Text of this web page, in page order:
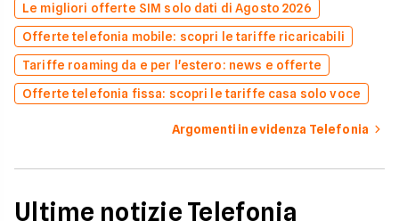
Le migliori offerte SIM solo dati di Agosto 2026
Offerte telefonia mobile: scopri le tariffe ricaricabili
Tariffe roaming da e per l'estero: news e offerte
Offerte telefonia fissa: scopri le tariffe casa solo voce
Argomenti in evidenza Telefonia
Ultime notizie Telefonia